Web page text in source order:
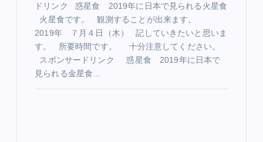
ドリンク 惑星食 2019年に日本で見られる火星食
火星食です。 観測することが出来ます。
2019年 ７月４日（木） 記していきたいと思いま
す。 所要時間です。 十分注意してください。
スポンサードリンク 惑星食 2019年に日本で
見られる金星食…